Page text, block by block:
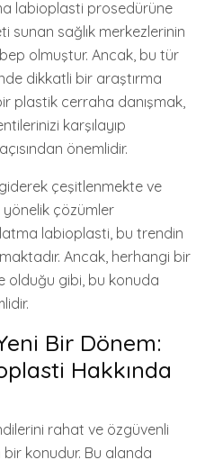
labioplasti prosedürüne
sunan sağlık merkezlerinin
olmuştur. Ancak, bu tür
dikkatli bir araştırma
plastik cerraha danışmak,
karşılayıp
önemlidir.
çeşitlenmekte ve
yönelik çözümler
labioplasti, bu trendin
Ancak, herhangi bir
olduğu gibi, bu konuda
Bir Dönem:
Hakkında
rahat ve özgüvenli
bir konudur. Bu alanda